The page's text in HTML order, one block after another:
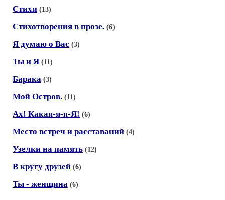
Стихи (13)
Стихотворения в прозе. (6)
Я думаю о Вас (3)
Ты и Я (11)
Барака (3)
Мой Остров. (11)
Ах! Какая-я-я-Я! (6)
Место встреч и расставаний (4)
Узелки на память (12)
В кругу друзей (6)
Ты - женщина (6)